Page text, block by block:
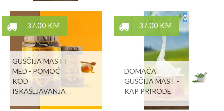
37,00 KM
GUŠČIJA MAST I
MED - POMOĆ
KOD
ISKAŠLJAVANJA
37,00 KM
DOMAĆA
GUŠČIJA MAST -
KAP PRIRODE